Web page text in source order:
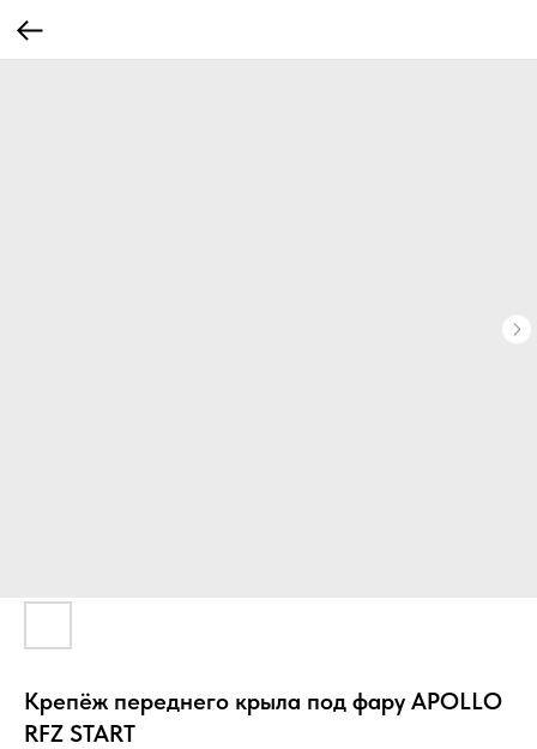
Крепёж переднего крыла под фару APOLLO
RFZ START